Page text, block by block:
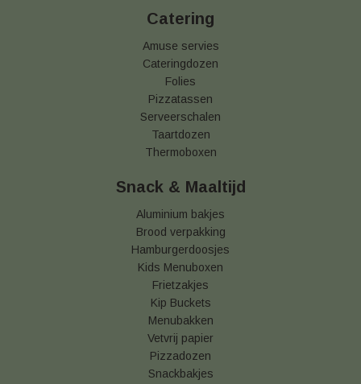
Catering
Amuse servies
Cateringdozen
Folies
Pizzatassen
Serveerschalen
Taartdozen
Thermoboxen
Snack & Maaltijd
Aluminium bakjes
Brood verpakking
Hamburgerdoosjes
Kids Menuboxen
Frietzakjes
Kip Buckets
Menubakken
Vetvrij papier
Pizzadozen
Snackbakjes